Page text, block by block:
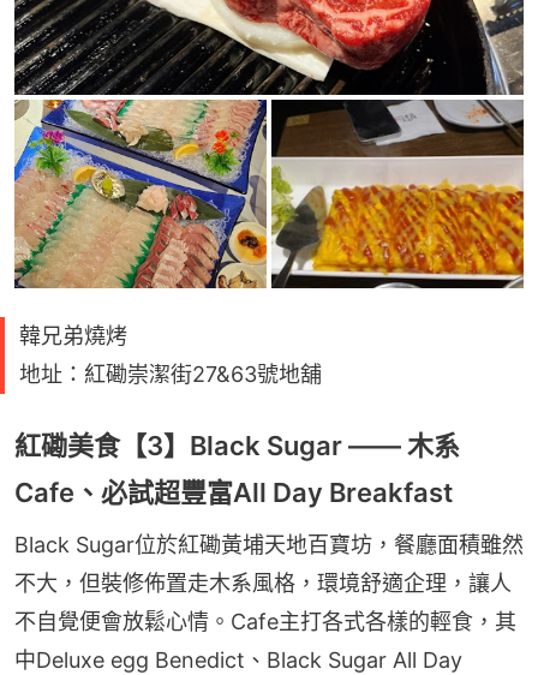
韓兄弟燒烤
地址：紅磡崇潔街27&63號地舖
紅磡美食【3】Black Sugar —— 木系
Cafe、必試超豐富All Day Breakfast
Black Sugar位於紅磡黃埔天地百寶坊，餐廳面積雖然
不大，但裝修佈置走木系風格，環境舒適企理，讓人
不自覺便會放鬆心情。Cafe主打各式各樣的輕食，其
中Deluxe egg Benedict、Black Sugar All Day